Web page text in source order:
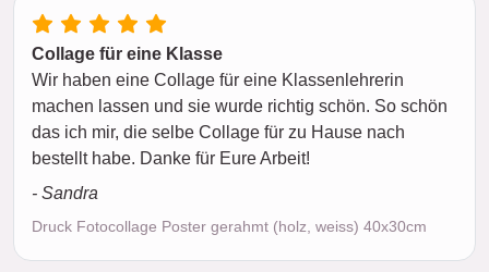
Collage für eine Klasse
Wir haben eine Collage für eine Klassenlehrerin
machen lassen und sie wurde richtig schön. So schön
das ich mir, die selbe Collage für zu Hause nach
bestellt habe. Danke für Eure Arbeit!
- Sandra
Druck Fotocollage Poster gerahmt (holz, weiss) 40x30cm